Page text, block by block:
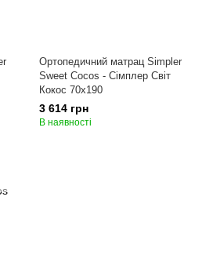
Ортопедичний матрац Simpler
Sweet Cocos - Сімплер Світ
Кокос 70x190
3 614 грн
В наявності